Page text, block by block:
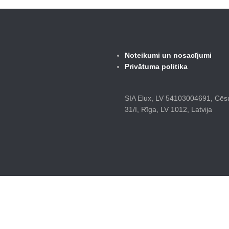
Noteikumi un nosacījumi
Privātuma politika
SIA Elux, LV 54103004691,
31/I, Rīga, LV 1012, Latvija